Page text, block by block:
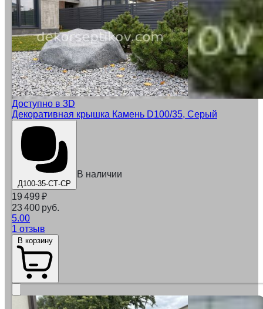
Доступно в 3D
Декоративная крышка Камень D100/35, Серый
Д100-35-СТ-СР
В наличии
19 499 ₽
23 400 руб.
5.00
1 отзыв